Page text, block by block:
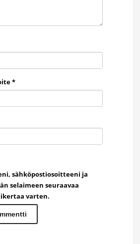
*
sähköpostiosoitteeni ja
selaimeen seuraavaa
varten.